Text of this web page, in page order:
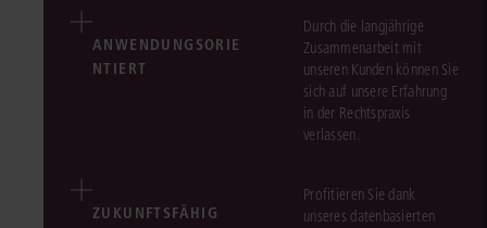
ANWENDUNGSORIE
NTIERT
Durch die langjährige
Zusammenarbeit mit
unseren Kunden können Sie
sich auf unsere Erfahrung
in der Rechtspraxis
verlassen.
ZUKUNFTSFÄHIG
Profitieren Sie dank
unseres datenbasierten